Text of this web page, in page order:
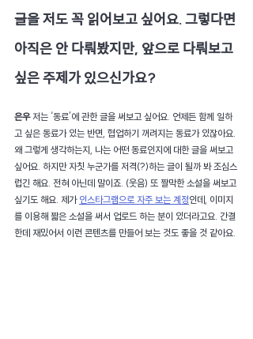
글을 저도 꼭 읽어보고 싶어요. 그렇다면
아직은 안 다뤄봤지만, 앞으로 다뤄보고
싶은 주제가 있으신가요?
은우 저는 ‘동료’에 관한 글을 써보고 싶어요. 언제든 함께 일하
고 싶은 동료가 있는 반면, 협업하기 꺼려지는 동료가 있잖아요.
왜 그렇게 생각하는지, 나는 어떤 동료인지에 대한 글을 써보고
싶어요. 하지만 자칫 누군가를 저격(?)하는 글이 될까 봐 조심스
럽긴 해요. 전혀 아닌데 말이죠. (웃음) 또 짤막한 소설을 써보고
싶기도 해요. 제가 인스타그램으로 자주 보는 계정인데, 이미지
를 이용해 짧은 소설을 써서 업로드 하는 분이 있더라고요. 간결
한데 재밌어서 이런 콘텐츠를 만들어 보는 것도 좋을 것 같아요.